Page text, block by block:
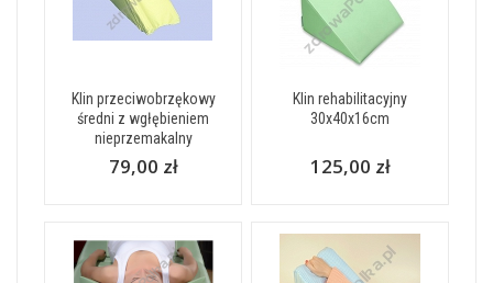
Klin przeciwobrzękowy
średni z wgłębieniem
nieprzemakalny
79,00 zł
Klin rehabilitacyjny
30x40x16cm
125,00 zł